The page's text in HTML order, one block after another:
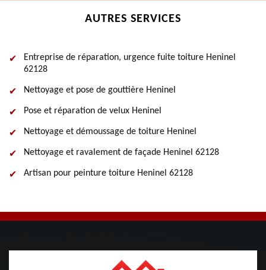
AUTRES SERVICES
Entreprise de réparation, urgence fuite toiture Heninel
62128
Nettoyage et pose de gouttière Heninel
Pose et réparation de velux Heninel
Nettoyage et démoussage de toiture Heninel
Nettoyage et ravalement de façade Heninel 62128
Artisan pour peinture toiture Heninel 62128